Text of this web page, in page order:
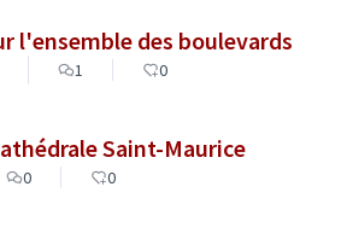
l'ensemble des boulevards
1 0
Saint-Maurice
0 0